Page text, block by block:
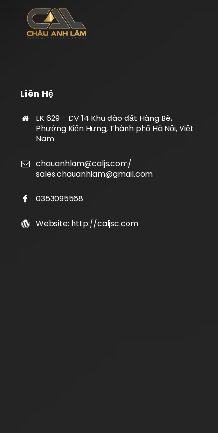
Liên Hệ
LK 629 - DV 14 Khu đào đất Hàng Bè,
Phường Kiến Hưng, Thành phố Hà Nội, Việt
Nam
chauanhlam@caljs.com/
sales.chauanhlam@gmail.com
0353095568
Website: http://caljsc.com